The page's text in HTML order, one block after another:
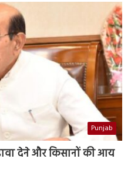
Punjab
देने और किसानों की आय